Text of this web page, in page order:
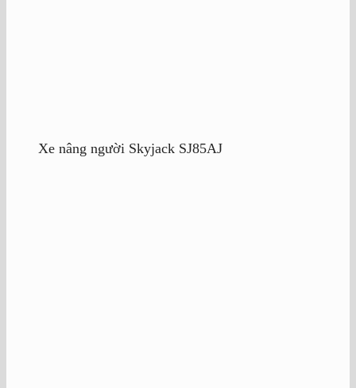
Xe nâng người Skyjack SJ85AJ